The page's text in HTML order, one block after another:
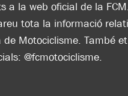
a la web oficial de la
tota la informació
de Motociclisme. També
@fcmotociclisme.